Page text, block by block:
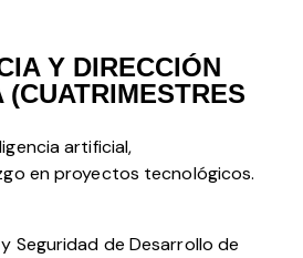
Y DIRECCIÓN
artificial,
en proyectos tecnológicos.
Seguridad de Desarrollo de